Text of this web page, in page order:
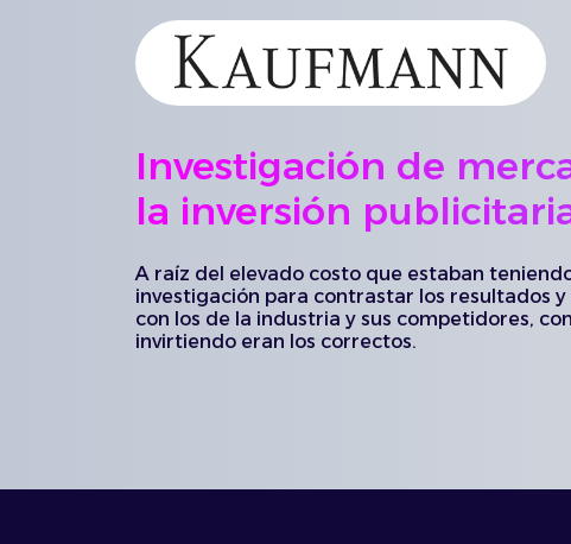
Investigación de
la inversión
A raíz del elevado costo que estaban
investigación para contrastar los resultados
con los de la industria y sus competidores,
invirtiendo eran los correctos.